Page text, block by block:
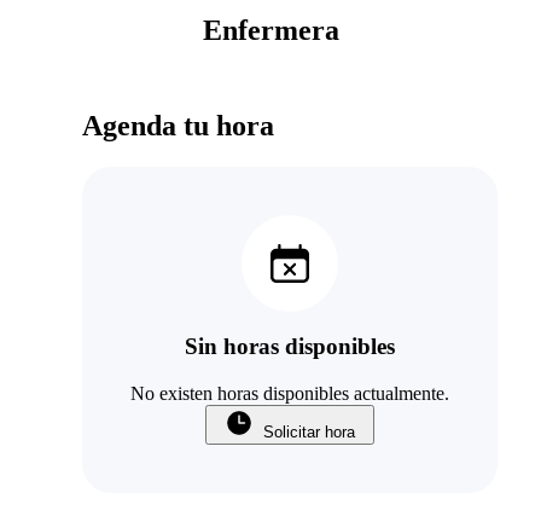
Enfermera
Agenda tu hora
Sin horas disponibles
No existen horas disponibles actualmente.
Solicitar hora